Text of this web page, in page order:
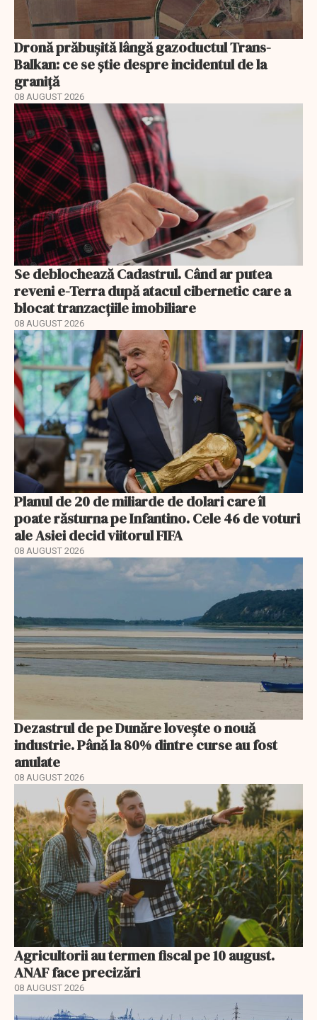
Dronă prăbușită lângă gazoductul Trans-
Balkan: ce se știe despre incidentul de la
graniță
08 AUGUST 2026
Se deblochează Cadastrul. Când ar putea
reveni e-Terra după atacul cibernetic care a
blocat tranzacțiile imobiliare
08 AUGUST 2026
Planul de 20 de miliarde de dolari care îl
poate răsturna pe Infantino. Cele 46 de voturi
ale Asiei decid viitorul FIFA
08 AUGUST 2026
Dezastrul de pe Dunăre lovește o nouă
industrie. Până la 80% dintre curse au fost
anulate
08 AUGUST 2026
Agricultorii au termen fiscal pe 10 august.
ANAF face precizări
08 AUGUST 2026